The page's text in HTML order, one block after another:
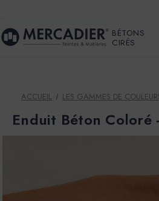
BÉTONS
CIRÉS
ACCUEIL LES GAMMES DE
Enduit Béton Coloré